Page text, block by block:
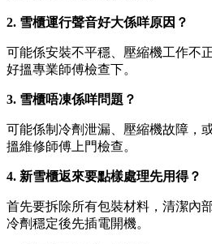
2. 雪櫃運行聲音好大係咩原因？
可能係安裝不平穩、壓縮機工作不
好搵專業師傅檢查下。
3. 雪櫃唔凍係咩問題？
可能係制冷劑泄漏、壓縮機故障，
搵維修師傅上門檢查。
4. 新雪櫃返來要點樣處理先用得？
首先要拆除所有包裝材料，清潔內
冷劑穩定後先插電開機。